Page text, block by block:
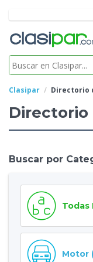
Clasipar Directorio
Directorio
Buscar por
Todas
Motor